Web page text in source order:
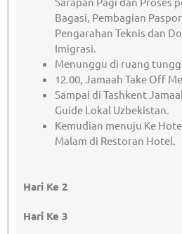
Bagasi, Pembagian
Pengarahan Teknis dan
Imigrasi.
Menunggu di ruang
12.00, Jamaah Take Off
Sampai di Tashkent
Guide Lokal Uzbekistan.
Kemudian menuju Ke
Malam di Restoran Hotel.
Hari Ke 2
Hari Ke 3